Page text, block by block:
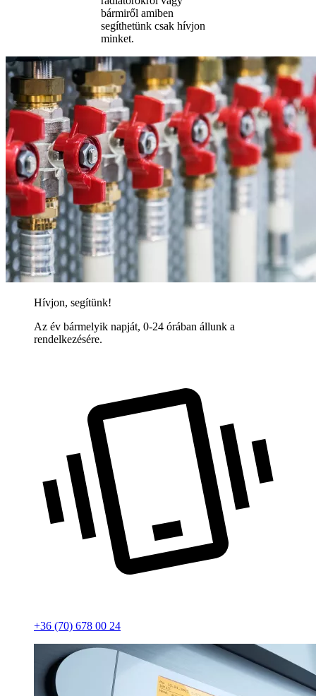
bármiről amiben
segíthetünk csak hívjon
minket.
Hívjon, segítünk!
Az év bármelyik napját, 0-24 órában állunk a
rendelkezésére.
+36 (70) 678 00 24